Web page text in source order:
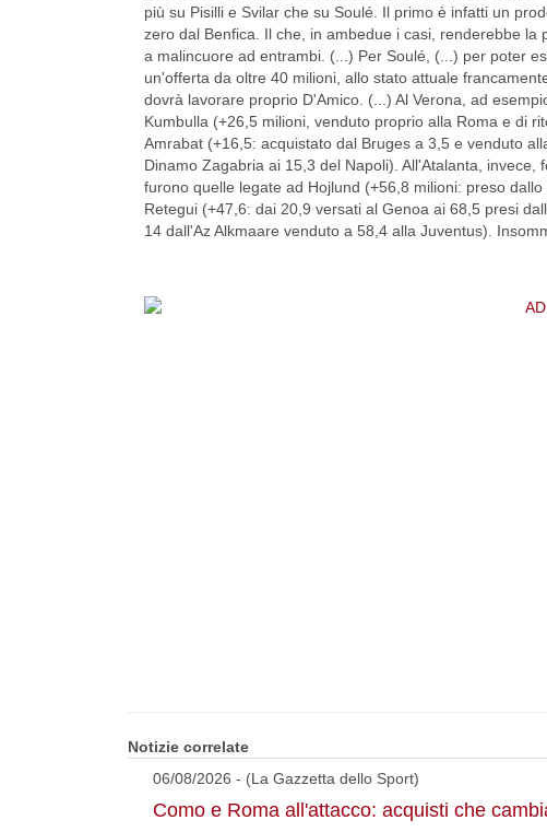
più su Pisilli e Svilar che su Soulé. Il primo è infatti un
zero dal Benfica. Il che, in ambedue i casi, renderebbe
a malincuore ad entrambi. (...) Per Soulé, (...) per poter
un'offerta da oltre 40 milioni, allo stato attuale
dovrà lavorare proprio D'Amico. (...) Al Verona, ad
Kumbulla (+26,5 milioni, venduto proprio alla Roma e di
Amrabat (+16,5: acquistato dal Bruges a 3,5 e venduto
Dinamo Zagabria ai 15,3 del Napoli). All'Atalanta,
furono quelle legate ad Hojlund (+56,8 milioni: preso
Retegui (+47,6: dai 20,9 versati al Genoa ai 68,5 presi
14 dall'Az Alkmaare venduto a 58,4 alla Juventus).
Notizie correlate
06/08/2026 - (La Gazzetta dello Sport)
Como e Roma all'attacco: acquisti che